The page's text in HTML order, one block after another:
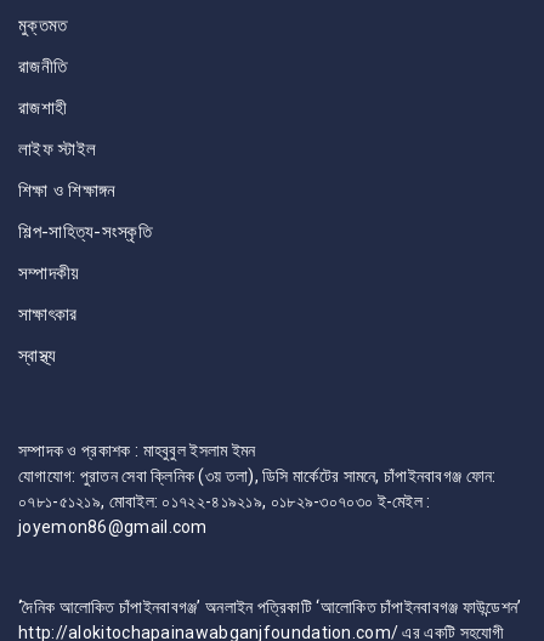
মুক্তমত
রাজনীতি
রাজশাহী
লাইফ স্টাইল
শিক্ষা ও শিক্ষাঙ্গন
শিল্প-সাহিত্য-সংস্কৃতি
সম্পাদকীয়
সাক্ষাৎকার
স্বাস্থ্য
সম্পাদক ও প্রকাশক : মাহবুবুল ইসলাম ইমন
যোগাযোগ: পুরাতন সেবা ক্লিনিক (৩য় তলা), ডিসি মার্কেটের সামনে, চাঁপাইনবাবগঞ্জ ফোন:
০৭৮১-৫১২১৯, মোবাইল: ০১৭২২-৪১৯২১৯, ০১৮২৯-৩০৭০৩০ ই-মেইল :
joyemon86@gmail.com
‘দৈনিক আলোকিত চাঁপাইনবাবগঞ্জ’ অনলাইন পত্রিকাটি ‘আলোকিত চাঁপাইনবাবগঞ্জ ফাউন্ডেশন’
http://alokitochapainawabganjfoundation.com/ এর একটি সহযোগী